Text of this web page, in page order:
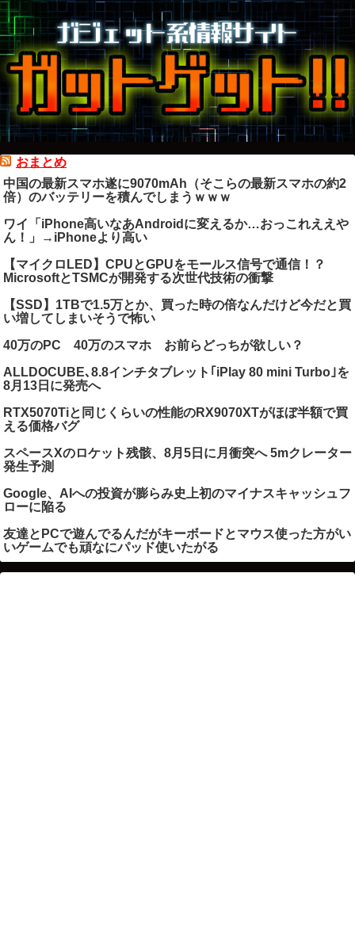
おまとめ
中国の最新スマホ遂に9070mAh（そこらの最新スマホの約2
倍）のバッテリーを積んでしまうｗｗｗ
ワイ「iPhone高いなあAndroidに変えるか…おっこれええや
ん！」→iPhoneより高い
【マイクロLED】CPUとGPUをモールス信号で通信！？
MicrosoftとTSMCが開発する次世代技術の衝撃
【SSD】1TBで1.5万とか、買った時の倍なんだけど今だと買
い増してしまいそうで怖い
40万のPC 40万のスマホ お前らどっちが欲しい？
ALLDOCUBE､8.8インチタブレット｢iPlay 80 mini Turbo｣を
8月13日に発売へ
RTX5070Tiと同じくらいの性能のRX9070XTがほぼ半額で買
える価格バグ
スペースXのロケット残骸、8月5日に月衝突へ 5mクレーター
発生予測
Google、AIへの投資が膨らみ史上初のマイナスキャッシュフ
ローに陥る
友達とPCで遊んでるんだがキーボードとマウス使った方がい
いゲームでも頑なにパッド使いたがる